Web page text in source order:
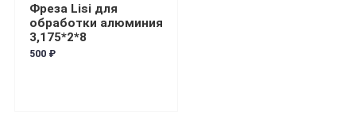
Фреза Lisi для
обработки алюминия
3,175*2*8
500 ₽